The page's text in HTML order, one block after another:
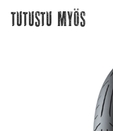
Tutustu myös